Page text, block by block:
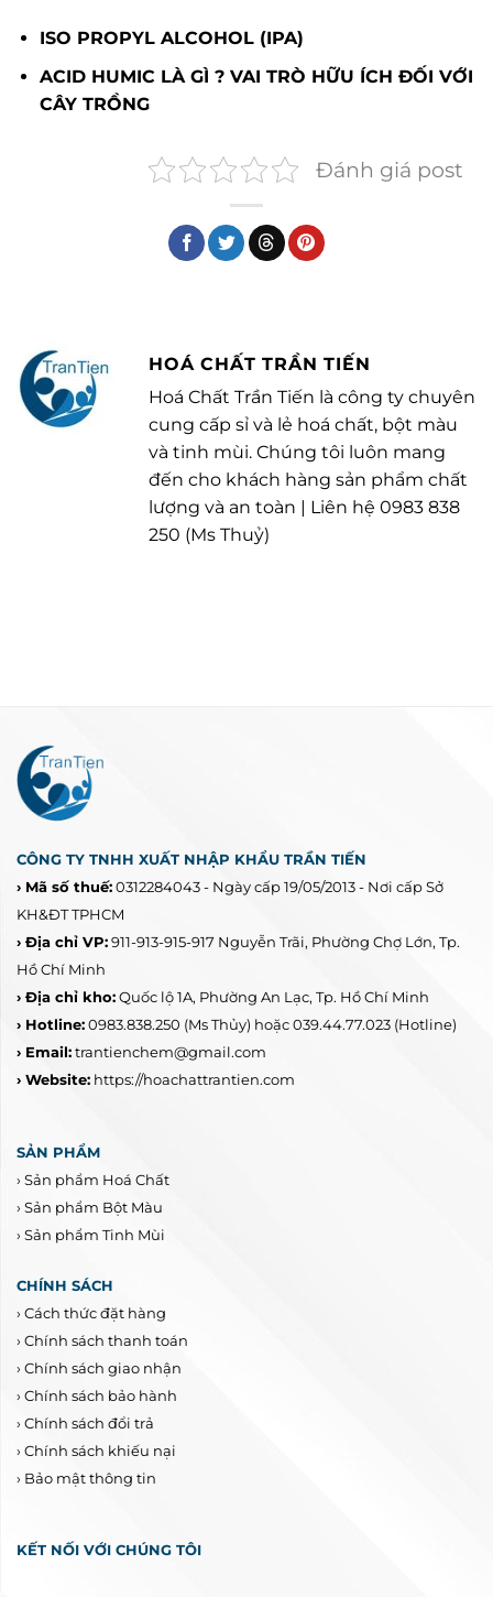
ISO PROPYL ALCOHOL (IPA)
ACID HUMIC LÀ GÌ ? VAI TRÒ HỮU ÍCH ĐỐI VỚI
CÂY TRỒNG
Đánh giá post
HOÁ CHẤT TRẦN TIẾN
Hoá Chất Trần Tiến là công ty chuyên
cung cấp sỉ và lẻ hoá chất, bột màu
và tinh mùi. Chúng tôi luôn mang
đến cho khách hàng sản phẩm chất
lượng và an toàn | Liên hệ 0983 838
250 (Ms Thuỷ)
CÔNG TY TNHH XUẤT NHẬP KHẨU TRẦN TIẾN
› Mã số thuế:0312284043 - Ngày cấp 19/05/2013 - Nơi cấp Sở
KH&ĐT TPHCM
› Địa chỉ VP:911-913-915-917 Nguyễn Trãi, Phường Chợ Lớn, Tp.
Hồ Chí Minh
› Địa chỉ kho:Quốc lộ 1A, Phường An Lạc, Tp. Hồ Chí Minh
› Hotline: 0983.838.250 (Ms Thủy) hoặc 039.44.77.023(Hotline)
› Email:trantienchem@gmail.com
› Website: https://hoachattrantien.com
SẢN PHẨM
› Sản phẩm Hoá Chất
› Sản phẩm Bột Màu
› Sản phẩm Tinh Mùi
CHÍNH SÁCH
› Cách thức đặt hàng
› Chính sách thanh toán
› Chính sách giao nhận
› Chính sách bảo hành
› Chính sách đổi trả
› Chính sách khiếu nại
› Bảo mật thông tin
KẾT NỐI VỚI CHÚNG TÔI